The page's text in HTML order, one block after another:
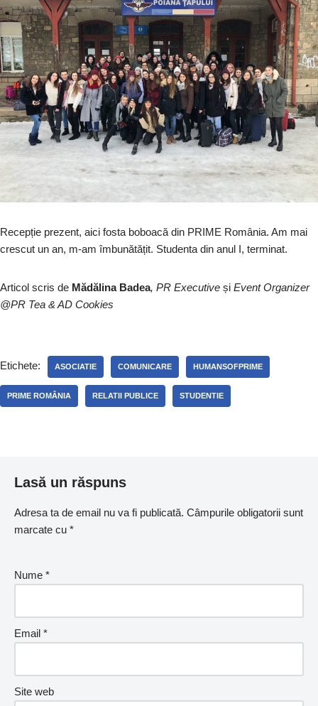
Recepție prezent, aici fosta boboacă din PRIME România. Am mai
crescut un an, m-am îmbunătățit. Studenta din anul I, terminat.
Articol scris de Mădălina Badea, PR Executive și Event Organizer
@PR Tea & AD Cookies
Etichete: ASOCIATIE COMUNICARE HUMANSOFPRIME
PRIME ROMÂNIA RELATII PUBLICE STUDENTIE
Lasă un răspuns
Adresa ta de email nu va fi publicată. Câmpurile obligatorii sunt
marcate cu *
Nume *
Email *
Site web